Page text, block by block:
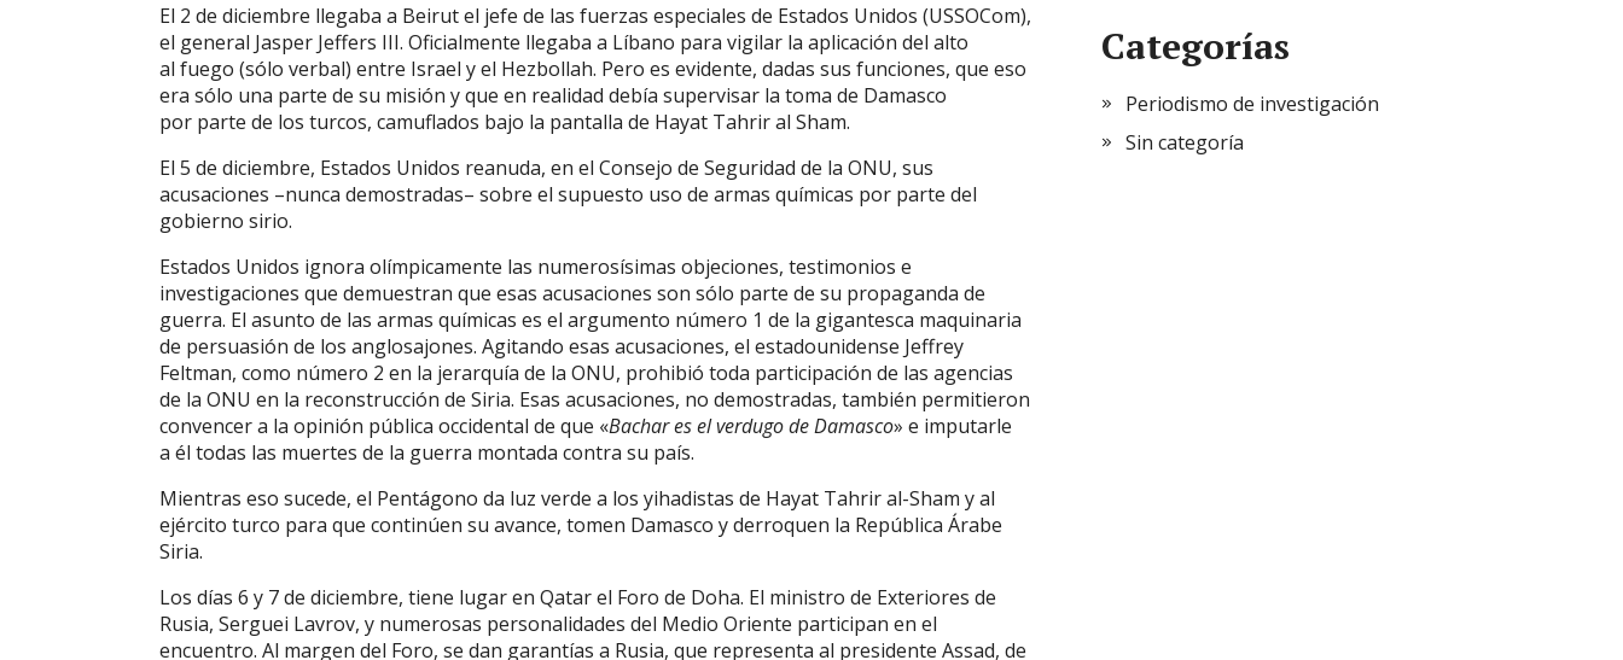
El 2 de diciembre llegaba a Beirut el jefe de las fuerzas especiales de Estados Unidos (USSOCom),
el general Jasper Jeffers III. Oficialmente llegaba a Líbano para vigilar la aplicación del alto
al fuego (sólo verbal) entre Israel y el Hezbollah. Pero es evidente, dadas sus funciones, que eso
era sólo una parte de su misión y que en realidad debía supervisar la toma de Damasco
por parte de los turcos, camuflados bajo la pantalla de Hayat Tahrir al Sham.
El 5 de diciembre, Estados Unidos reanuda, en el Consejo de Seguridad de la ONU, sus
acusaciones –nunca demostradas– sobre el supuesto uso de armas químicas por parte del
gobierno sirio.
Estados Unidos ignora olímpicamente las numerosísimas objeciones, testimonios e
investigaciones que demuestran que esas acusaciones son sólo parte de su propaganda de
guerra. El asunto de las armas químicas es el argumento número 1 de la gigantesca maquinaria
de persuasión de los anglosajones. Agitando esas acusaciones, el estadounidense Jeffrey
Feltman, como número 2 en la jerarquía de la ONU, prohibió toda participación de las agencias
de la ONU en la reconstrucción de Siria. Esas acusaciones, no demostradas, también permitieron
convencer a la opinión pública occidental de que «Bachar es el verdugo de Damasco» e imputarle
a él todas las muertes de la guerra montada contra su país.
Mientras eso sucede, el Pentágono da luz verde a los yihadistas de Hayat Tahrir al-Sham y al
ejército turco para que continúen su avance, tomen Damasco y derroquen la República Árabe
Siria.
Los días 6 y 7 de diciembre, tiene lugar en Qatar el Foro de Doha. El ministro de Exteriores de
Rusia, Serguei Lavrov, y numerosas personalidades del Medio Oriente participan en el
encuentro. Al margen del Foro, se dan garantías a Rusia, que representa al presidente Assad, de
Categorías
Periodismo de investigación
Sin categoría